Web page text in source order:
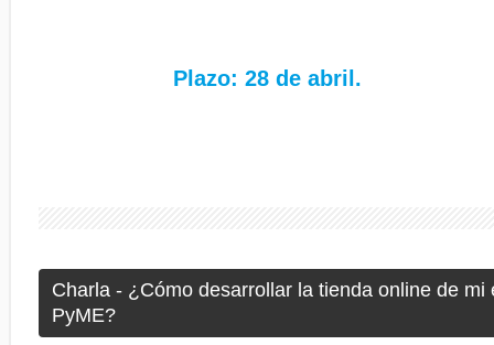
Plazo: 28 de abril.
Charla - ¿Cómo desarrollar la tienda online de mi
PyME?